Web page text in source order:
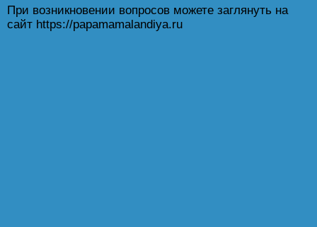
При возникновении вопросов можете заглянуть на
сайт https://papamamalandiya.ru